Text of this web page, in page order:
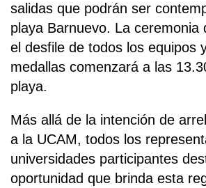
salidas que podrán ser
playa Barnuevo. La ceremonia
el desfile de todos los equipos
medallas comenzará a las
playa.
Más allá de la intención de
a la UCAM, todos los
universidades participantes
oportunidad que brinda esta